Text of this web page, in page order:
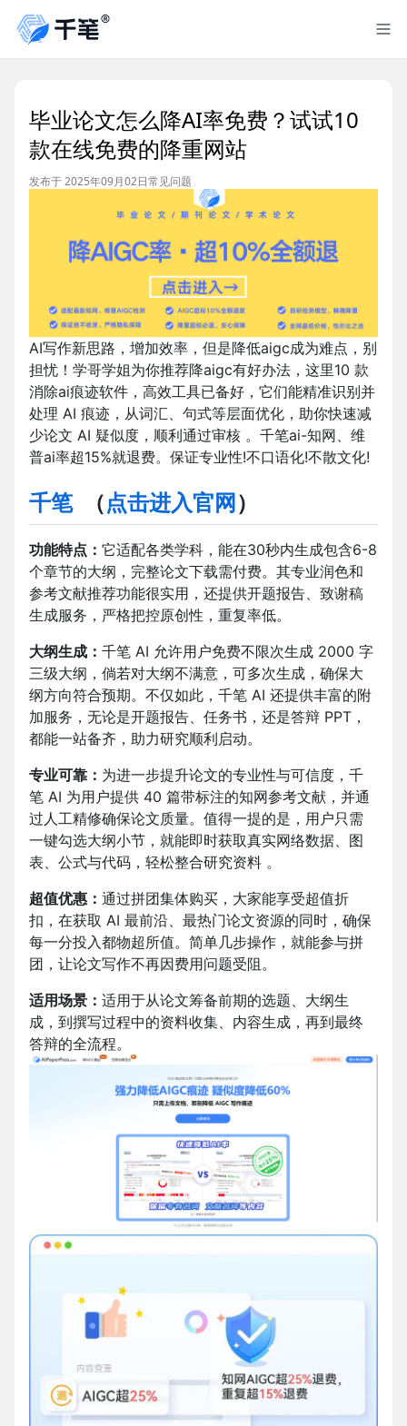
毕业论文怎么降AI率免费？试试10
款在线免费的降重网站
发布于 2025年09月02日常见问题
AI写作新思路，增加效率，但是降低aigc成为难点，别
担忧！学哥学姐为你推荐降aigc有好办法，这里10 款
消除ai痕迹软件，高效工具已备好，它们能精准识别并
处理 AI 痕迹，从词汇、句式等层面优化，助你快速减
少论文 AI 疑似度，顺利通过审核 。千笔ai-知网、维
普ai率超15%就退费。保证专业性!不口语化!不散文化!
千笔（点击进入官网 ）
功能特点： 它适配各类学科，能在30秒内生成包含6-8
个章节的大纲，完整论文下载需付费。其专业润色和
参考文献推荐功能很实用，还提供开题报告、致谢稿
生成服务，严格把控原创性，重复率低。​
大纲生成： 千笔 AI 允许用户免费不限次生成 2000 字
三级大纲，倘若对大纲不满意，可多次生成，确保大
纲方向符合预期。不仅如此，千笔 AI 还提供丰富的附
加服务，无论是开题报告、任务书，还是答辩 PPT，
都能一站备齐，助力研究顺利启动。​
专业可靠： 为进一步提升论文的专业性与可信度，千
笔 AI 为用户提供 40 篇带标注的知网参考文献，并通
过人工精修确保论文质量。值得一提的是，用户只需
一键勾选大纲小节，就能即时获取真实网络数据、图
表、公式与代码，轻松整合研究资料 。​
超值优惠： 通过拼团集体购买，大家能享受超值折
扣，在获取 AI 最前沿、最热门论文资源的同时，确保
每一分投入都物超所值。简单几步操作，就能参与拼
团，让论文写作不再因费用问题受阻。
适用场景： 适用于从论文筹备前期的选题、大纲生
成，到撰写过程中的资料收集、内容生成，再到最终
答辩的全流程。